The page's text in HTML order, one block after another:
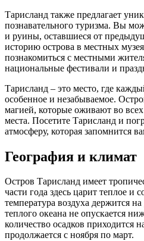
Тарисланд также предлагает
познавательного туризма. Вы
и руины, оставшиеся от
историю острова в местных
познакомиться с местными
национальные фестивали и
Тарисланд – это место, где
особенное и незабываемое.
магией, которые оживают во
места. Посетите Тарисланд и
атмосферу, которая запомнится
География и климат
Остров Тарисланд имеет
части года здесь царит теплое и
температура воздуха держится
теплого океана не опускается
количество осадков приходится
продолжается с ноября по март.